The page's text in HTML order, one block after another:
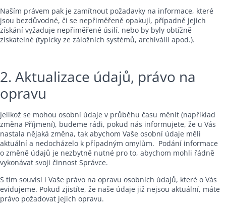
Naším právem pak je zamítnout požadavky na informace, které
jsou bezdůvodné, či se nepřiměřeně opakují, případně jejich
získání vyžaduje nepřiměřené úsilí, nebo by byly obtížně
získatelné (typicky ze záložních systémů, archiválií apod.).
2. Aktualizace údajů, právo na
opravu
Jelikož se mohou osobní údaje v průběhu času měnit (například
změna Příjmení), budeme rádi, pokud nás informujete, že u Vás
nastala nějaká změna, tak abychom Vaše osobní údaje měli
aktuální a nedocházelo k případným omylům. Podání informace
o změně údajů je nezbytně nutné pro to, abychom mohli řádně
vykonávat svoji činnost Správce.
S tím souvisí i Vaše právo na opravu osobních údajů, které o Vás
evidujeme. Pokud zjistíte, že naše údaje již nejsou aktuální, máte
právo požadovat jejich opravu.